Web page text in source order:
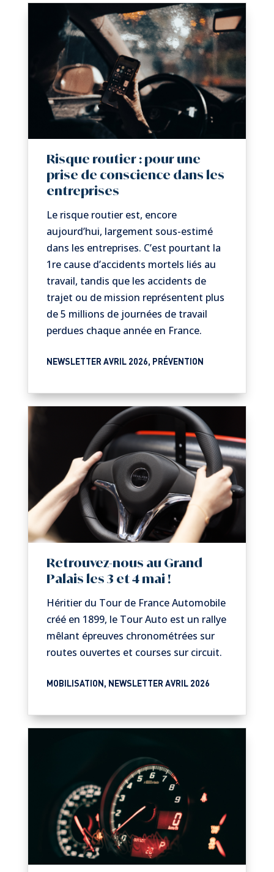
Risque routier : pour une
prise de conscience dans les
entreprises
Le risque routier est, encore
aujourd’hui, largement sous-estimé
dans les entreprises. C’est pourtant la
1re cause d’accidents mortels liés au
travail, tandis que les accidents de
trajet ou de mission représentent plus
de 5 millions de journées de travail
perdues chaque année en France.
NEWSLETTER AVRIL 2026, PRÉVENTION
Retrouvez-nous au Grand
Palais les 3 et 4 mai !
Héritier du Tour de France Automobile
créé en 1899, le Tour Auto est un rallye
mêlant épreuves chronométrées sur
routes ouvertes et courses sur circuit.
MOBILISATION , NEWSLETTER AVRIL 2026